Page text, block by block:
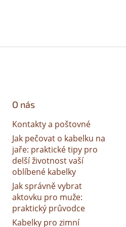
O nás
Kontakty a poštovné
Jak pečovat o kabelku na
jaře: praktické tipy pro
delší životnost vaší
oblíbené kabelky
Jak správně vybrat
aktovku pro muže:
praktický průvodce
Kabelky pro zimní